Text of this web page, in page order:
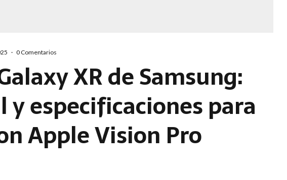
· 0 Comentarios
XR de Samsung:
especificaciones para
Apple Vision Pro